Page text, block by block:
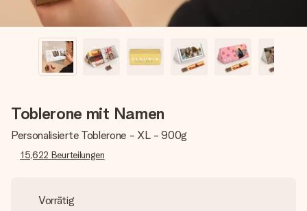
Toblerone mit Namen
Personalisierte Toblerone - XL - 900g
15,622 Beurteilungen
Vorrätig